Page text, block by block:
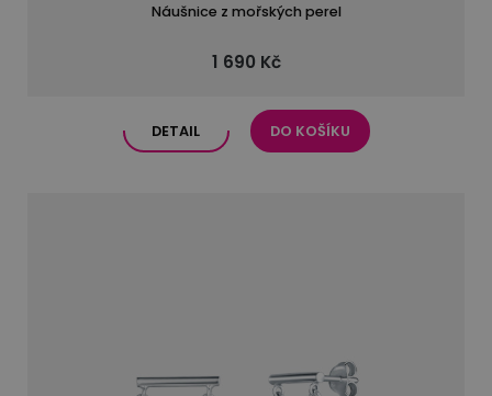
Náušnice z mořských perel
1 690 Kč
DETAIL DO KOŠÍKU